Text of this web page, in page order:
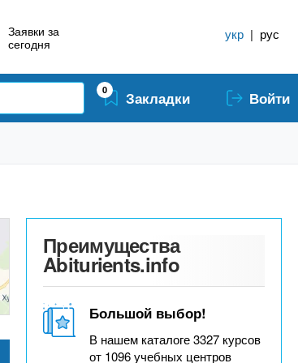
Заявки за
сегодня
укр | рус
0 Закладки Войти
Преимущества
Abiturients.info
Большой выбор!
В нашем каталоге 3327 курсов
от 1096 учебных центров